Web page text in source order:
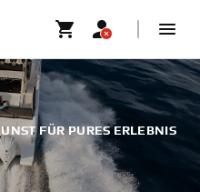
FÜR PURES ERLEBNIS